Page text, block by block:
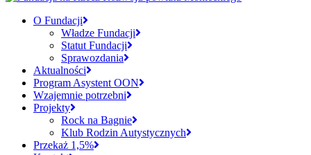
O Fundacji
Władze Fundacji
Statut Fundacji
Sprawozdania
Aktualności
Program Asystent OON
Wzajemnie potrzebni
Projekty
Rock na Bagnie
Klub Rodzin Autystycznych
Przekaż 1,5%